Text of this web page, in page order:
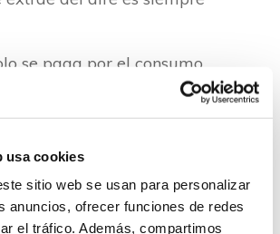
usa cookies
sitio web se usan para personalizar
anuncios, ofrecer funciones de redes
el tráfico. Además, compartimos
se paga por el consumo
en los sistemas de
Zasistec
en Zamora que colocamos
a ser tan solo del 22% de la